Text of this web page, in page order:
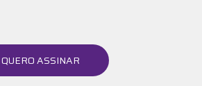
QUERO ASSINAR